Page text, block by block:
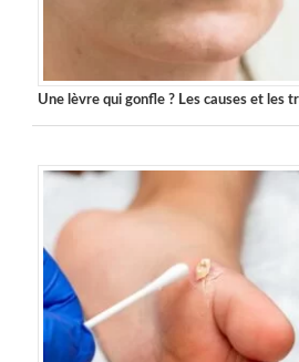
Une lèvre qui gonfle ? Les causes et les